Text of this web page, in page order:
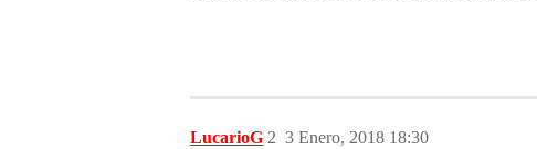
LucarioG 3 Enero, 2018 18:30
2